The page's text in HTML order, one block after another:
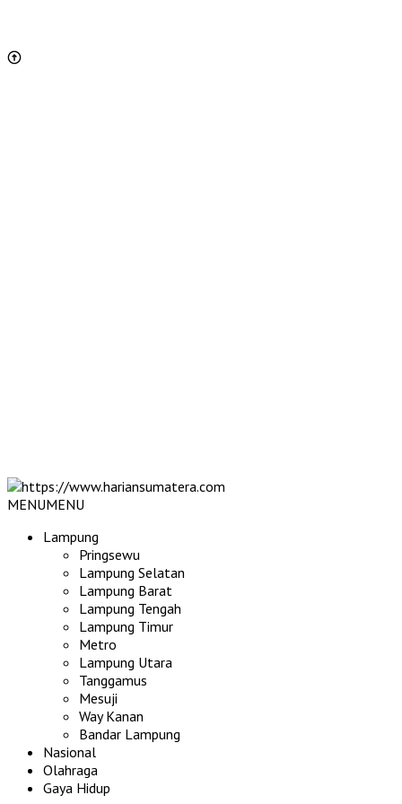
MENUMENU
Lampung
Pringsewu
Lampung Selatan
Lampung Barat
Lampung Tengah
Lampung Timur
Metro
Lampung Utara
Tanggamus
Mesuji
Way Kanan
Bandar Lampung
Nasional
Olahraga
Gaya Hidup